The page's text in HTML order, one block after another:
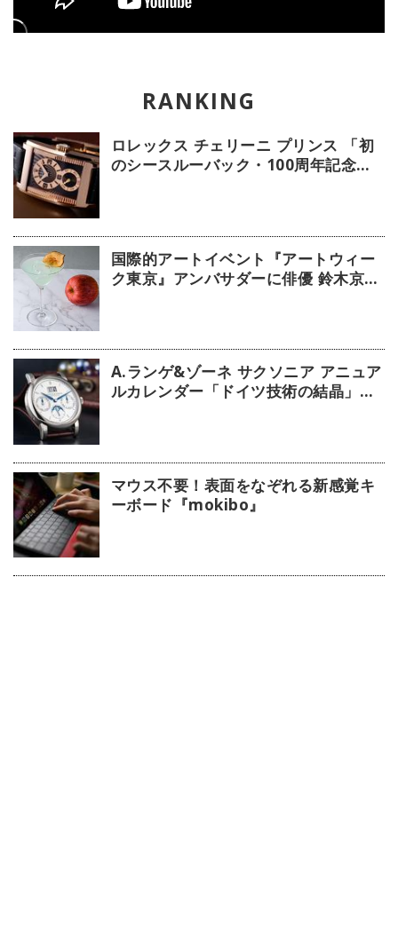
ロレックス チェリーニ プリンス 「初
のシースルーバック・100周年記念モ
国際的アートイベント『アートウィー
ク東京』アンバサダーに俳優 鈴木京香
A.ランゲ&ゾーネ サクソニア アニュア
ルカレンダー「ドイツ技術の結晶」
マウス不要！表面をなぞれる新感覚キ
ーボード『mokibo』